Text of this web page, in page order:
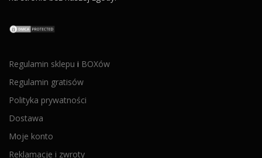
Regulamin sklepu i BOXów
Regulamin gratisów
Polityka prywatności
Dostawa
Moje konto
Reklamacje i zwroty